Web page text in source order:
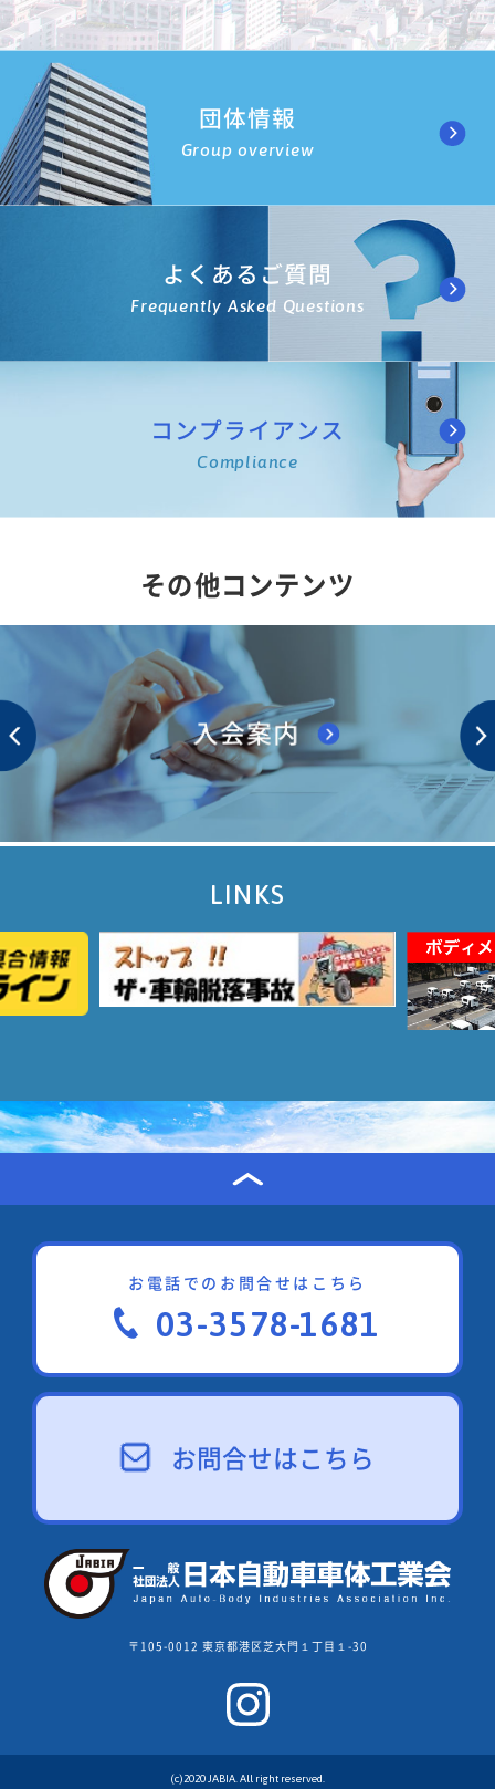
団体情報
Group overview
よくあるご質問
Frequently Asked Questions
コンプライアンス
Compliance
その他コンテンツ
LINKS
お電話でのお問合せはこちら
03-3578-1681
お問合せはこちら
〒105-0012 東京都港区芝大門１丁目１-30
(c)2020 JABIA. All right reserved.